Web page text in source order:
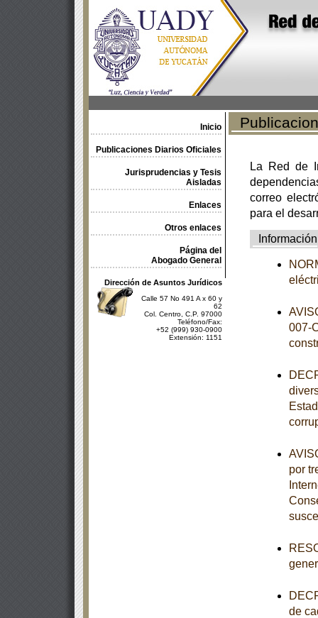
Inicio
Publicaciones Diarios Oficiales
Jurisprudencias y Tesis
Aisladas
Enlaces
Otros enlaces
Página del
Abogado General
Dirección de Asuntos Jurídicos
Calle 57 No 491 A x 60 y
62
Col. Centro, C.P. 97000
Teléfono/Fax:
+52 (999) 930-0900
Extensión: 1151
La Red de
correo
para el
Información
007-
por
de